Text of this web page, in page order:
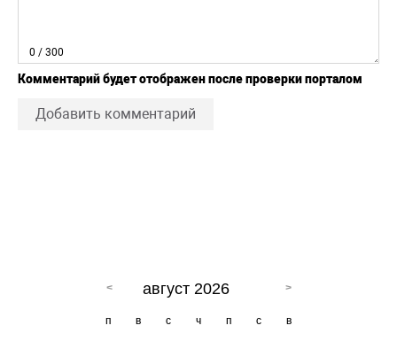
0 / 300
Комментарий будет отображен после проверки порталом
Добавить комментарий
август 2026
п в с ч п с в